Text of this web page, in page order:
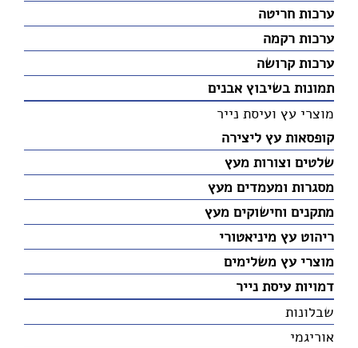
ערכות חריטה
ערכות רקמה
ערכות קרושה
תמונות בשיבוץ אבנים
מוצרי עץ ועיסת נייר
קופסאות עץ ליצירה
שלטים וצורות מעץ
מסגרות ומעמדים מעץ
מתקנים וחישוקים מעץ
ריהוט עץ מיניאטורי
מוצרי עץ משלימים
דמויות עיסת נייר
שבלונות
אוריגמי